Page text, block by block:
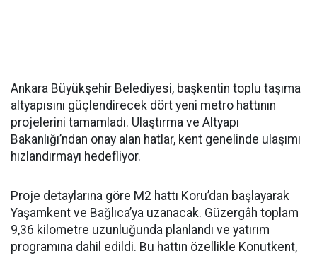
Ankara Büyükşehir Belediyesi, başkentin toplu taşıma
altyapısını güçlendirecek dört yeni metro hattının
projelerini tamamladı. Ulaştırma ve Altyapı
Bakanlığı’ndan onay alan hatlar, kent genelinde ulaşımı
hızlandırmayı hedefliyor.
Proje detaylarına göre M2 hattı Koru’dan başlayarak
Yaşamkent ve Bağlıca’ya uzanacak. Güzergâh toplam
9,36 kilometre uzunluğunda planlandı ve yatırım
programına dahil edildi. Bu hattın özellikle Konutkent,